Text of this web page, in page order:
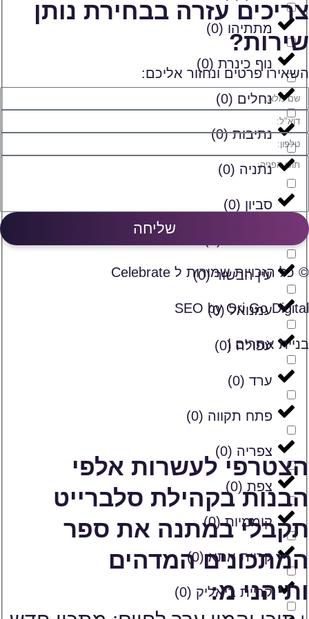
מתתיהו (
0
)
נוף כינרת (
0
)
נחלים (
0
)
נתיבות(
0
)
נתניה (
0
)
סביון (
0
)
עין הבשור(
0
)
עמנואל(
0
)
עפולה (
0
)
ערד (
0
)
פתח תקווה (
0
)
צפריה (
0
)
צפת (
0
)
קוממיות(
0
)
קריית אתא(
0
)
קריית ביאליק (
0
)
צריכים עזרה בבחירת נותן
שירות?
השאירו פרטים ונחזור אליכם:
שליחה
© כל הזכויות שמורות ל Celebrate
SEO by Ori Go Digital
בניית אתרים |
הצטרפי לעשרות אלפי
הבנות בקהילת סלברייט
תקבלי במתנה את ספר
המתכונים המדהים
ותיהני מ: